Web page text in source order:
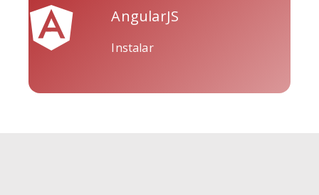
Tripadvisor
AngularJS
Instalar